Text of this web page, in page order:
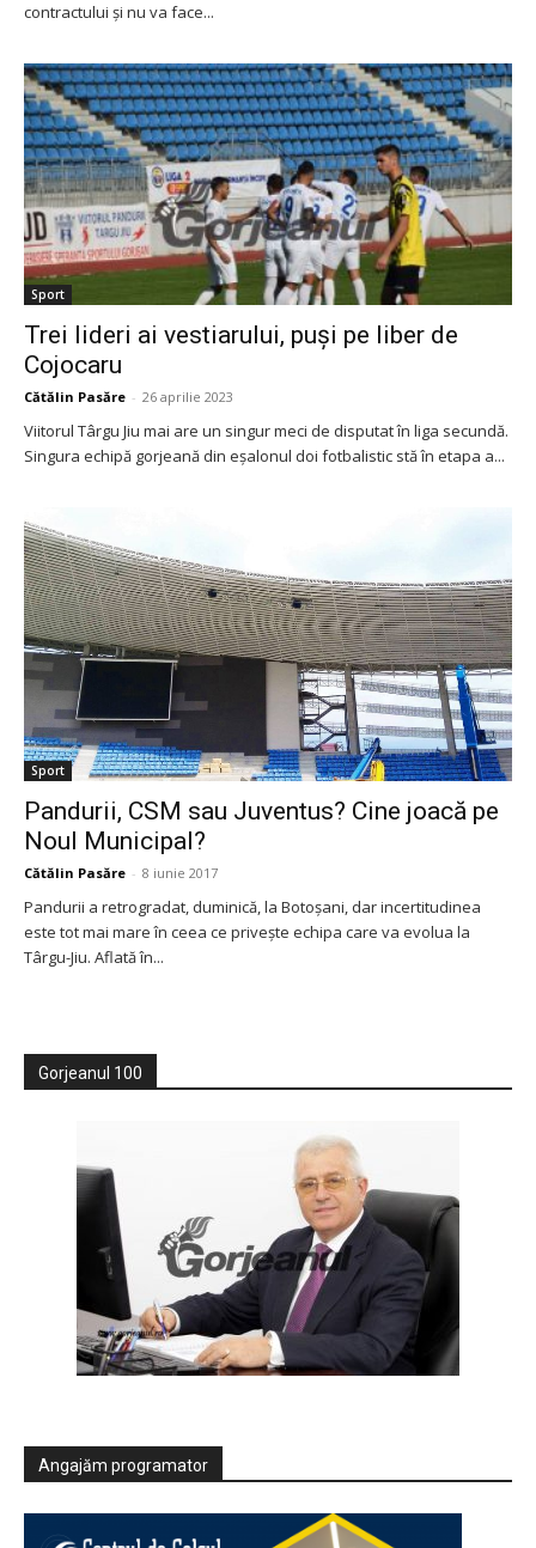
contractului și nu va face...
Sport
Trei lideri ai vestiarului, puși pe liber de
Cojocaru
Cătălin Pasăre - 26 aprilie 2023
Viitorul Târgu Jiu mai are un singur meci de disputat în liga secundă.
Singura echipă gorjeană din eșalonul doi fotbalistic stă în etapa a...
Sport
Pandurii, CSM sau Juventus? Cine joacă pe
Noul Municipal?
Cătălin Pasăre - 8 iunie 2017
Pandurii a retrogradat, duminică, la Botoşani, dar incertitudinea
este tot mai mare în ceea ce priveşte echipa care va evolua la
Târgu-Jiu. Aflată în...
Gorjeanul 100
Angajăm programator